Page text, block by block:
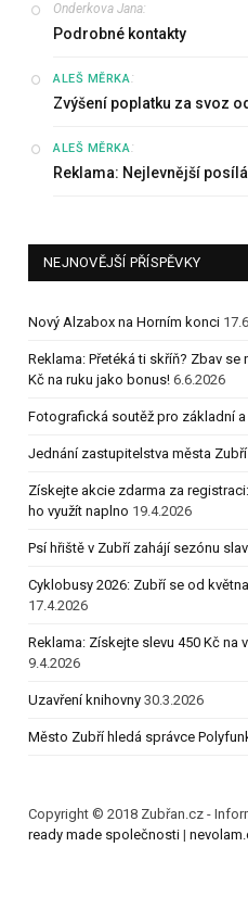
Onderkova Jana:
Podrobné kontakty
ALEŠ MĚRKA:
Zvýšení poplatku za svoz
ALEŠ MĚRKA:
Reklama: Nejlevnější
NEJNOVĚJŠÍ PŘÍSPĚVKY
Nový Alzabox na Horním konci
Reklama: Přetéká ti skříň? Zbav
Kč na ruku jako bonus! 6.6.2026
Fotografická soutěž pro základní
Jednání zastupitelstva města Zubří
Získejte akcie zdarma za
ho využít naplno 19.4.2026
Psí hřiště v Zubří zahájí sezónu
Cyklobusy 2026: Zubří se od
17.4.2026
Reklama: Získejte slevu 450 Kč na
9.4.2026
Uzavření knihovny 30.3.2026
Město Zubří hledá správce
Copyright © 2018 Zubřan.cz -
ready made společnosti |